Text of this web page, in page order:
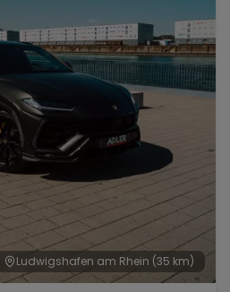
Ford Jaguar
Chevrolet Dodge
Rolls Royce Aston Martin
Ludwigshafen am Rhein (35 km)